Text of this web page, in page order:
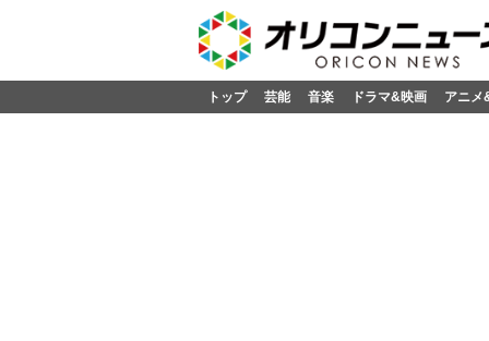
トップ 芸能 音楽 ドラマ&映画 アニメ